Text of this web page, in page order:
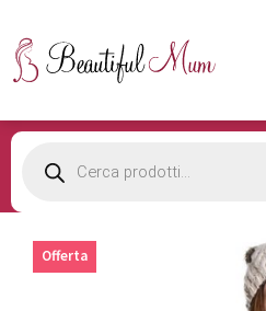
search
Offerta